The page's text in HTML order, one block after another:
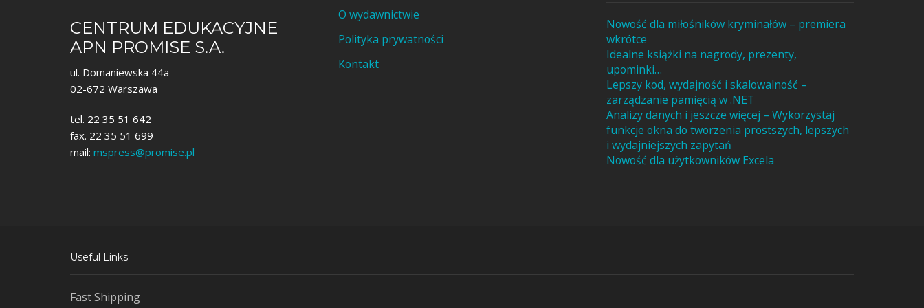
CENTRUM EDUKACYJNE
APN PROMISE S.A.
ul. Domaniewska 44a
02-672 Warszawa
tel. 22 35 51 642
fax. 22 35 51 699
mail: mspress@promise.pl
O wydawnictwie
Polityka prywatności
Kontakt
Nowość dla miłośników kryminałów – premiera
wkrótce
Idealne książki na nagrody, prezenty,
upominki…
Lepszy kod, wydajność i skalowalność –
zarządzanie pamięcią w .NET
Analizy danych i jeszcze więcej – Wykorzystaj
funkcje okna do tworzenia prostszych, lepszych
i wydajniejszych zapytań
Nowość dla użytkowników Excela
Useful Links
Fast Shipping